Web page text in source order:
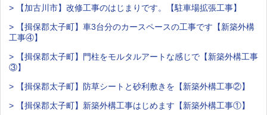
> 【加古川市】改修工事のはじまりです。【駐車場拡張工事】
> 【揖保郡太子町】車3台分のカースペースの工事です【新築外構
工事④】
> 【揖保郡太子町】門柱をモルタルアートな感じで【新築外構工事
③】
> 【揖保郡太子町】防草シートと砂利敷きを【新築外構工事②】
> 【揖保郡太子町】新築外構工事はじめます【新築外構工事①】